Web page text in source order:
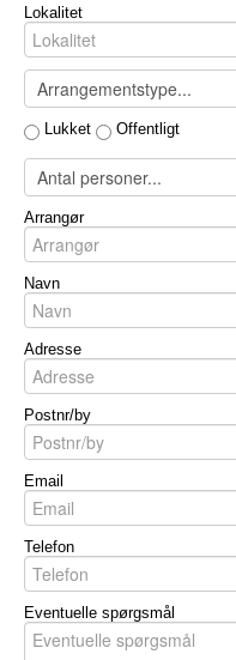
Lokalitet
Lukket Offentligt
Arrangør
Navn
Adresse
Postnr/by
Email
Telefon
Eventuelle spørgsmål